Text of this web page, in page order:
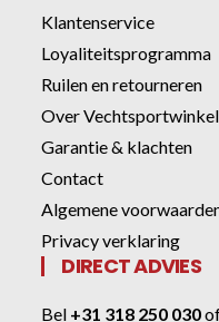
Klantenservice
Loyaliteitsprogramma
Ruilen en retourneren
Over Vechtsportwinkel
Garantie & klachten
Contact
Algemene
Privacy verklaring
DIRECT ADVIES
Bel +31 318 250 030